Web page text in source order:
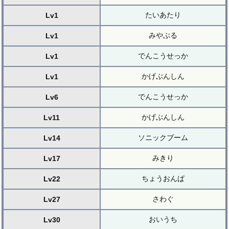
Lv1 たいあたり
Lv1 みやぶる
Lv1 でんこうせっか
Lv1 かげぶんしん
Lv6 でんこうせっか
Lv11 かげぶんしん
Lv14 ソニックブーム
Lv17 みきり
Lv22 ちょうおんぱ
Lv27 さわぐ
Lv30 おいうち